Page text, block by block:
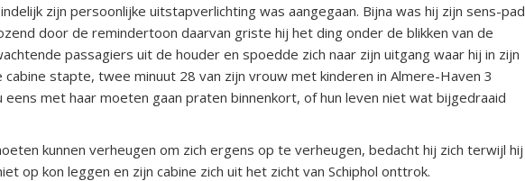
zijn persoonlijke uitstapverlichting was aangegaan. Bijna was hij zijn sens-pad
door de remindertoon daarvan griste hij het ding onder de blikken van de
passagiers uit de houder en spoedde zich naar zijn uitgang waar hij in zijn
cabine stapte, twee minuut 28 van zijn vrouw met kinderen in Almere-Haven 3
met haar moeten gaan praten binnenkort, of hun leven niet wat bijgedraaid
kunnen verheugen om zich ergens op te verheugen, bedacht hij zich terwijl hij
op kon leggen en zijn cabine zich uit het zicht van Schiphol onttrok.